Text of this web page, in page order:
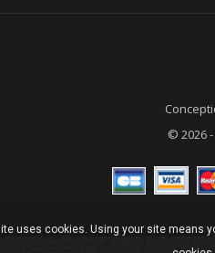
© 2026
uses cookies. Using your site means